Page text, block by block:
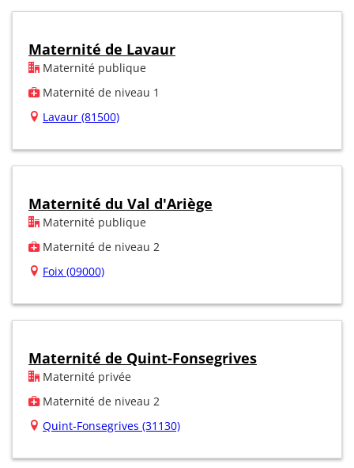
Maternité de Lavaur
Maternité publique
Maternité de niveau 1
Lavaur (81500)
Maternité du Val d'Ariège
Maternité publique
Maternité de niveau 2
Foix (09000)
Maternité de Quint-Fonsegrives
Maternité privée
Maternité de niveau 2
Quint-Fonsegrives (31130)